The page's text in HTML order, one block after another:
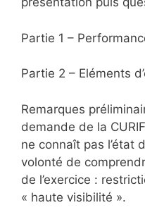
Partie 1 –
Partie 2 – Eléments
Remarques
demande de la
ne connaît pas l’état
volonté de
de l’exercice :
« haute visibilité ».